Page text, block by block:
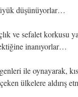
düşünüyorlar…
ve sefalet korkusu
inanıyorlar…
ile oynayarak,
ülkelere aldırış